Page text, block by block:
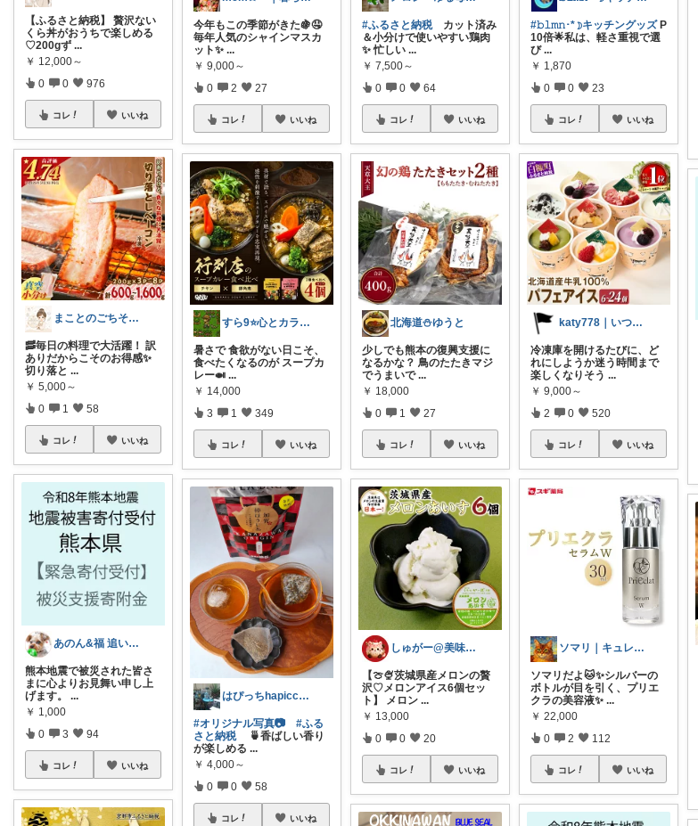
【ふるさと納税】 贅沢ない
くら丼がおうちで楽しめる
♡200gず ...
￥ 12,000～
0 0 976
コレ いいね
まことのごちそうセレクト
🥓毎日の料理で大活躍！ 訳
ありだからこそのお得感✨
切り落と ...
￥ 5,000～
0 1 58
コレ いいね
あのん&福 追いつけない次回待っててね
熊本地震で被災された皆さ
まに心よりお見舞い申し上
げます。 ...
￥ 1,000
0 3 94
コレ いいね
今年もこの季節がきた🍇🤤
毎年人気のシャインマスカ
ット✨...
￥ 9,000～
0 2 27
コレ いいね
すら9⭐️心とカラダを満たす美味しいもの
暑さで 食欲がない日こそ、
食べたくなるのが スープカ
レー🍛...
￥ 14,000
3 1 349
コレ いいね
はぴっちhapicchi💎🏃感謝💐
#オリジナル写真📷
#ふる
さと納税🍵香ばしい香り
が楽しめる ...
￥ 4,000～
0 0 58
コレ いいね
#ふるさと納税カット済み
＆小分けで使いやすい鶏肉
✨ 忙しい ...
￥ 7,500～
0 0 64
コレ いいね
北海道⛄️ゆうと
少しでも熊本の復興支援に
なるかな？ 鳥のたたきマジ
でうまいで ...
￥ 18,000
0 1 27
コレ いいね
しゅがー@美味しいスイーツや雑貨紹介
【🍈🍨茨城県産メロンの贅
沢♡メロンアイス6個セッ
ト】 メロン ...
￥ 13,000
0 0 20
コレ いいね
#𝚋𝚕𝚖𝚗･*☽キッチングッズP
10倍🌟私は、軽さ重視で選
び ...
￥ 1,870
0 0 23
コレ いいね
katy778｜いつも有難うございます✨
冷凍庫を開けるたびに、ど
れにしようか迷う時間まで
楽しくなりそう ...
￥ 9,000～
2 0 520
コレ いいね
ソマリ｜キュレルを全部揃えたよ✨見てね！
ソマリだよ🐱✨シルバーの
ボトルが目を引く、プリエ
クラの美容液✨ ...
￥ 22,000
0 2 112
コレ いいね